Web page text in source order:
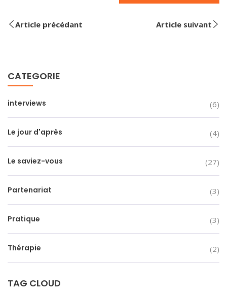
Article précédant Article suivant
CATEGORIE
interviews (6)
Le jour d'après (4)
Le saviez-vous (27)
Partenariat (3)
Pratique (3)
Thérapie (2)
TAG CLOUD